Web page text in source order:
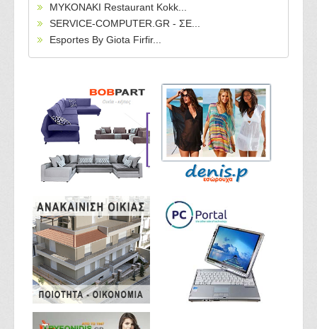
MYKONAKI Restaurant Kokk...
SERVICE-COMPUTER.GR - ΣΕ...
Esportes By Giota Firfir...